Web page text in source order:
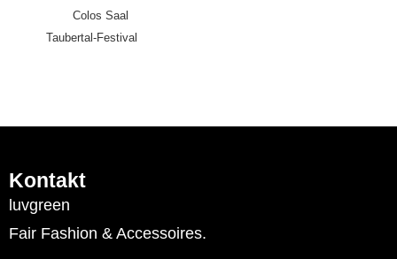
Colos Saal
Taubertal-Festival
Kontakt
luvgreen
Fair Fashion & Accessoires.